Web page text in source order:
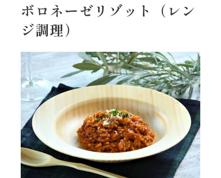
朝シャン（ごはん派）
朝シャン（パン派）
ヘルシー（150kcal以下）
時短（調理時間10分以下）
お弁当
お祝い
あえるハコネーゼミートソース
あえるハコネーゼナポリタン
あえるハコネーゼジェノベーゼ
あえるハコネーゼペペロンチーノ
あえるハコネーゼたらこクリーム
ボロネーゼリゾット（レン
ジ調理）